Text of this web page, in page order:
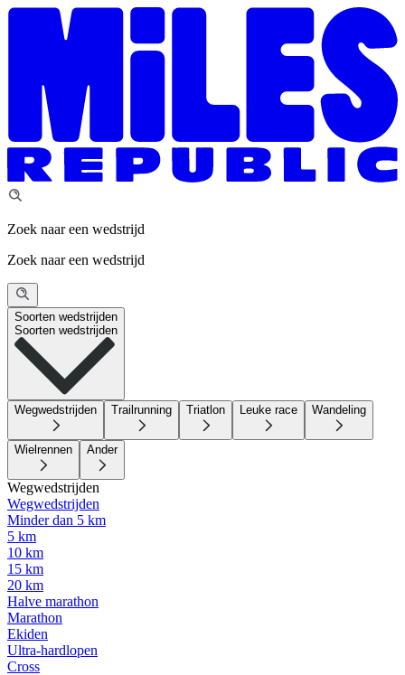
Zoek naar een wedstrijd
Zoek naar een wedstrijd
Soorten wedstrijden
Soorten wedstrijden
Wegwedstrijden Trailrunning Triatlon Leuke race Wandeling
Wielrennen Ander
Wegwedstrijden
Wegwedstrijden
Minder dan 5 km
5 km
10 km
15 km
20 km
Halve marathon
Marathon
Ekiden
Ultra-hardlopen
Cross